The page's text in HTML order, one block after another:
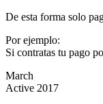
De esta forma solo
Por ejemplo:
Si contratas tu pago
March
Active 2017